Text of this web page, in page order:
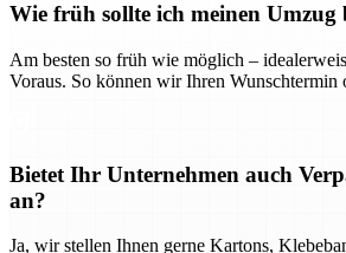
Wie früh sollte ich meinen Umzug
Am besten so früh wie möglich –
Voraus. So können wir Ihren Wunschtermin
Bietet Ihr Unternehmen auch
an?
Ja, wir stellen Ihnen gerne Kartons,